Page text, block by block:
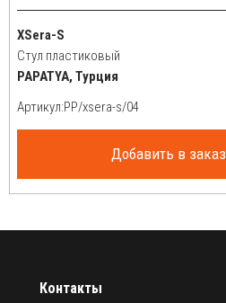
XSera-S
Стул пластиковый
PAPATYA, Турция
Артикул:
Добавить в заказ
Контакты